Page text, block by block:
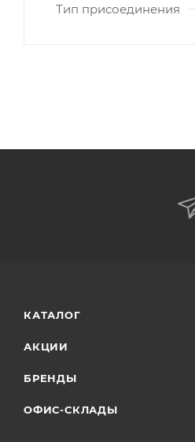
Тип присоединения
КАТАЛОГ
АКЦИИ
БРЕНДЫ
ОФИС-СКЛАДЫ